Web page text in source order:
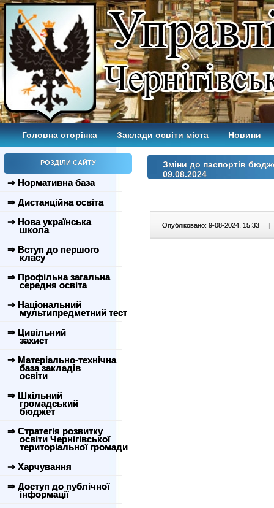
Головна сторінка Заклади освіти міста Новини
РОЗДІЛИ САЙТУ
⇒ Нормативна база
⇒ Дистанційна освіта
⇒ Нова українська
школа
⇒ Вступ до першого
класу
⇒ Профільна загальна
середня освіта
⇒ Національний
мультипредметний тест
⇒ Цивільний
захист
⇒ Матеріально-технічна
база закладів
освіти
⇒ Шкільний
громадський
бюджет
⇒ Стратегія розвитку
освіти Чернігівської
територіальної громади
⇒ Харчування
⇒ Доступ до публічної
інформації
Зміни до паспортів
09.08.2024
Опубліковано: 9-08-2024, 15:33 |